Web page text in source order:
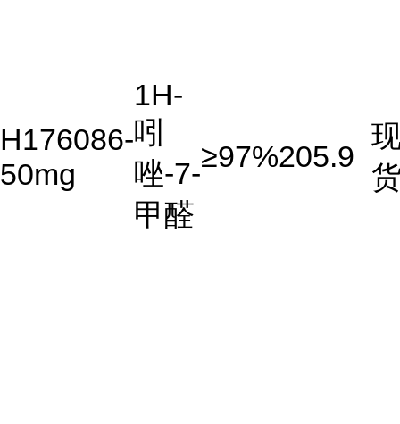
H176086-
50mg
1H-
吲
唑-7-
甲醛
≥97%205.9